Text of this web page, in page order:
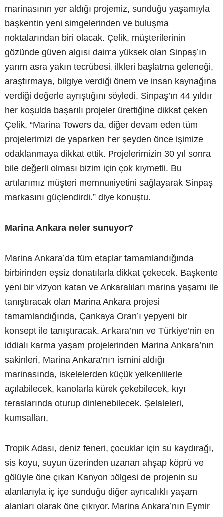
marinasının yer aldığı projemiz, sunduğu yaşamıyla
başkentin yeni simgelerinden ve buluşma
noktalarından biri olacak. Çelik, müşterilerinin
gözünde güven algısı daima yüksek olan Sinpaş’ın
yarım asra yakın tecrübesi, ilkleri başlatma geleneği,
araştırmaya, bilgiye verdiği önem ve insan kaynağına
verdiği değerle ayrıştığını söyledi. Sinpaş’ın 44 yıldır
her koşulda başarılı projeler ürettiğine dikkat çeken
Çelik, “Marina Towers da, diğer devam eden tüm
projelerimizi de yaparken her şeyden önce işimize
odaklanmaya dikkat ettik. Projelerimizin 30 yıl sonra
bile değerli olması bizim için çok kıymetli. Bu
artılarımız müşteri memnuniyetini sağlayarak Sinpaş
markasını güçlendirdi.” diye konuştu.
Marina Ankara neler sunuyor?
Marina Ankara’da tüm etaplar tamamlandığında
birbirinden eşsiz donatılarla dikkat çekecek. Başkente
yeni bir vizyon katan ve Ankaralıları marina yaşamı ile
tanıştıracak olan Marina Ankara projesi
tamamlandığında, Çankaya Oran’ı yepyeni bir
konsept ile tanıştıracak. Ankara’nın ve Türkiye’nin en
iddialı karma yaşam projelerinden Marina Ankara’nın
sakinleri, Marina Ankara’nın ismini aldığı
marinasında, iskelelerden küçük yelkenlilerle
açılabilecek, kanolarla kürek çekebilecek, kıyı
teraslarında oturup dinlenebilecek. Şelaleleri,
kumsalları,
Tropik Adası, deniz feneri, çocuklar için su kaydırağı,
sis koyu, suyun üzerinden uzanan ahşap köprü ve
gölüyle öne çıkan Kanyon bölgesi de projenin su
alanlarıyla iç içe sunduğu diğer ayrıcalıklı yaşam
alanları olarak öne çıkıyor. Marina Ankara’nın Eymir